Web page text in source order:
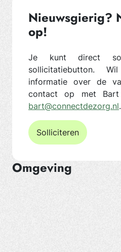
Nieuwsgierig?
op!
Je kunt direct
sollicitatiebutton.
informatie over de
contact op met
bart@connectdezorg.nl.
Solliciteren
Omgeving